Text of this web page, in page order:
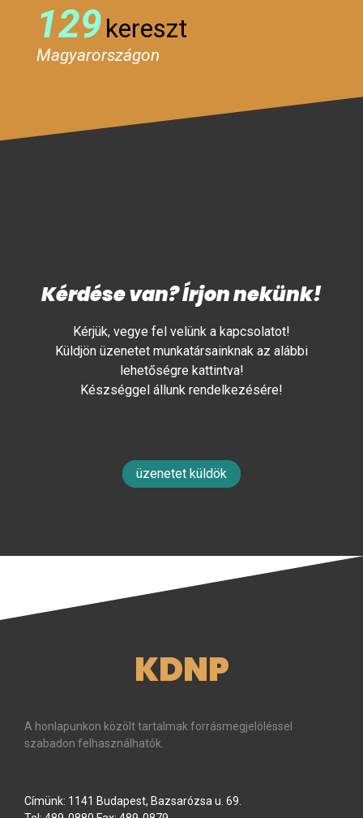
129kereszt
Magyarországon
Kérdése van? Írjon nekünk!
Kérjük, vegye fel velünk a kapcsolatot!
Küldjön üzenetet munkatársainknak az alábbi
lehetőségre kattintva!
Készséggel állunk rendelkezésére!
üzenetet küldök
KDNP
A honlapunkon közölt tartalmak forrásmegjelöléssel
szabadon felhasználhatók.
Címünk: 1141 Budapest, Bazsarózsa u. 69.